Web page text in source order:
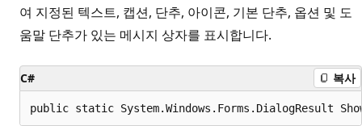
여 지정된 텍스트, 캡션, 단추, 아이콘, 기본 단추, 옵션 및 도
움말 단추가 있는 메시지 상자를 표시합니다.
C# 복사
public static System.Windows.Forms.DialogResult